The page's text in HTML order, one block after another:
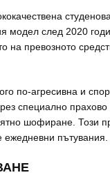
модел след 2020
на превозното
по-агресивна и
специално
шофиране. Този
пътувания.